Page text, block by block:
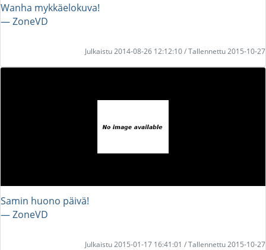
Wanha mykkäelokuva!
― ZoneVD
Julkaistu 2014-08-26 12:12:10 / Tallennettu 2015-10-27
Samin huono päivä!
― ZoneVD
Julkaistu 2015-01-17 16:41:01 / Tallennettu 2015-10-27